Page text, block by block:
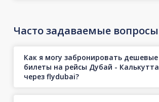
Часто задаваемые вопросы
Как я могу забронировать дешевые
билеты на рейсы Дубай - Калькутта
через flydubai?